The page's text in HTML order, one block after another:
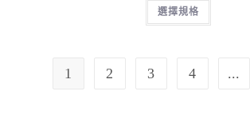
選擇規格
1 2 3 4 ...